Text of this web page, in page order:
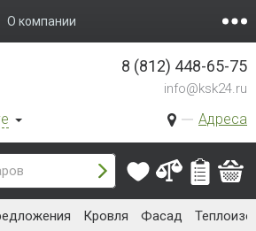
О компании
Адреса
8 (812) 448-65-75
info@ksk24.ru
Кровля Фасад